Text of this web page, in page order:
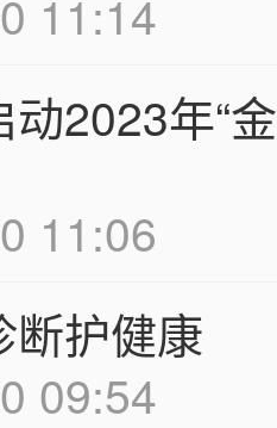
11:14
2023年“
11:06
断护健康
09:54